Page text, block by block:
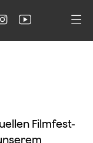
 
Filmfest-